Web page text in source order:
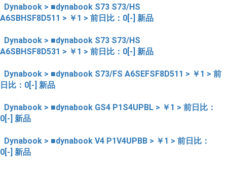
Dynabook > ■dynabook S73 S73/HS
A6SBHSF8D511 > ￥1 > 前日比：0[-] 新品
Dynabook > ■dynabook S73 S73/HS
A6SBHSF8D531 > ￥1 > 前日比：0[-] 新品
Dynabook > ■dynabook S73/FS A6SEFSF8D511 > ￥1 > 前
日比：0[-] 新品
Dynabook > ■dynabook GS4 P1S4UPBL > ￥1 > 前日比：
0[-] 新品
Dynabook > ■dynabook V4 P1V4UPBB > ￥1 > 前日比：
0[-] 新品